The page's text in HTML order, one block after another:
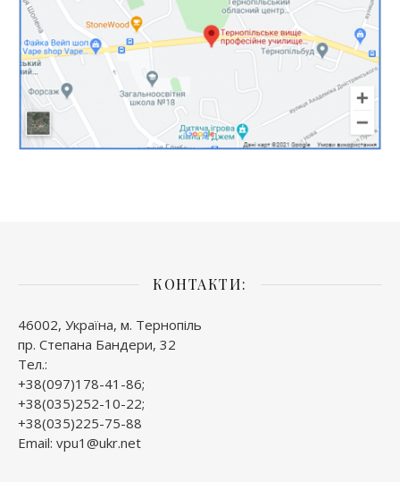
КОНТАКТИ:
46002, Україна, м. Тернопіль
пр. Степана Бандери, 32
Тел.:
+38(097)178-41-86;
+38(035)252-10-22;
+38(035)225-75-88
Email: vpu1@ukr.net